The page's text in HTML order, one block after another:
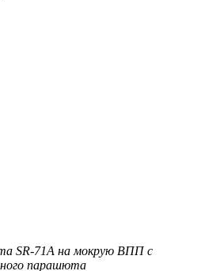
SR-71A на мокрую ВПП с
парашюта